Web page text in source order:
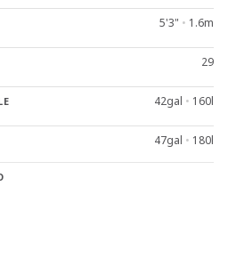
5'3" • 1.6m
29
42gal • 160l
47gal • 180l